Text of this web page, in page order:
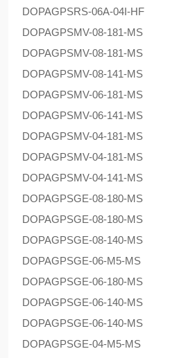
DOPAGPSRS-06A-04I-HF
DOPAGPSMV-08-181-MS
DOPAGPSMV-08-181-MS
DOPAGPSMV-08-141-MS
DOPAGPSMV-06-181-MS
DOPAGPSMV-06-141-MS
DOPAGPSMV-04-181-MS
DOPAGPSMV-04-181-MS
DOPAGPSMV-04-141-MS
DOPAGPSGE-08-180-MS
DOPAGPSGE-08-180-MS
DOPAGPSGE-08-140-MS
DOPAGPSGE-06-M5-MS
DOPAGPSGE-06-180-MS
DOPAGPSGE-06-140-MS
DOPAGPSGE-06-140-MS
DOPAGPSGE-04-M5-MS